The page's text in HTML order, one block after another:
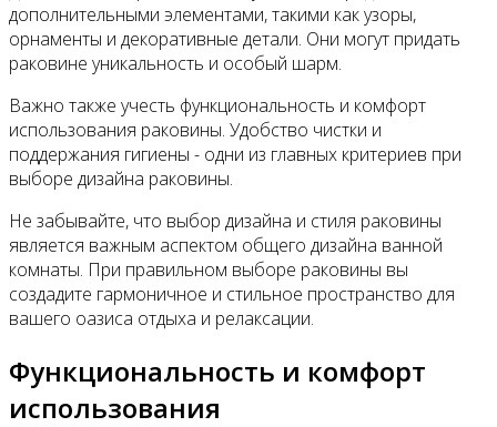
дополнительными элементами, такими как узоры,
орнаменты и декоративные детали. Они могут придать
раковине уникальность и особый шарм.
Важно также учесть функциональность и комфорт
использования раковины. Удобство чистки и
поддержания гигиены - одни из главных критериев при
выборе дизайна раковины.
Не забывайте, что выбор дизайна и стиля раковины
является важным аспектом общего дизайна ванной
комнаты. При правильном выборе раковины вы
создадите гармоничное и стильное пространство для
вашего оазиса отдыха и релаксации.
Функциональность и комфорт
использования